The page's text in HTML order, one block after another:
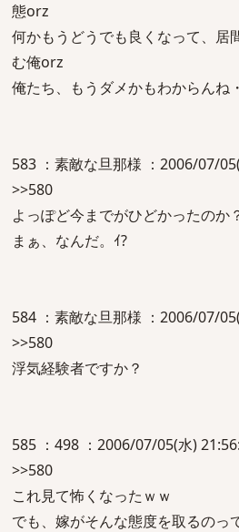
態orz
何かもうどうでも良くなって、居
む俺orz
俺たち、もうダメかもわからんね
583 ：素敵な旦那様 ：2006/07/
>>580
よっぽど今までがひどかったのか
まぁ、なんだ。ｲ?
584 ：素敵な旦那様 ：2006/07/
>>580
浮気経験者ですか？
585 ：498 ：2006/07/05(水)
>>580
これ見て怖くなったｗｗ
でも、嫁がそんな態度を取るのっ